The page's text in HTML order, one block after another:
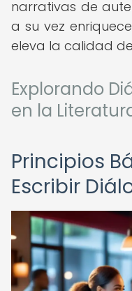
narrativas de
a su vez
eleva la calidad
Explorando
en la
Principios
Escribir